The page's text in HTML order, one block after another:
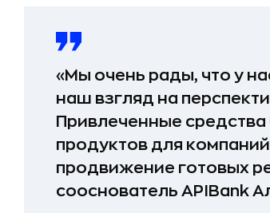
«Мы очень рады, что у
наш взгляд на
Привлеченные
продуктов для
продвижение готовых
сооснователь APIBank